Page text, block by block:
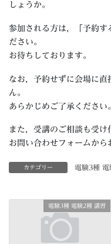
しょうか。
参加される方は，「予約す
ださい。
お待ちしております。
なお，予約せずに会場に
ん。
あらかじめご了承ください。
また，受講のご相談も受け
お問い合わせフォームから
カテゴリー 電験3種 電
電験3種 電験2種 講習